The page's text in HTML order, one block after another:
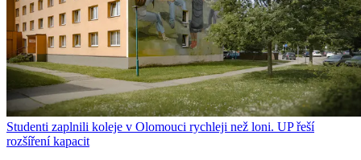
Studenti zaplnili koleje v Olomouci rychleji než loni. UP řeší
rozšíření kapacit